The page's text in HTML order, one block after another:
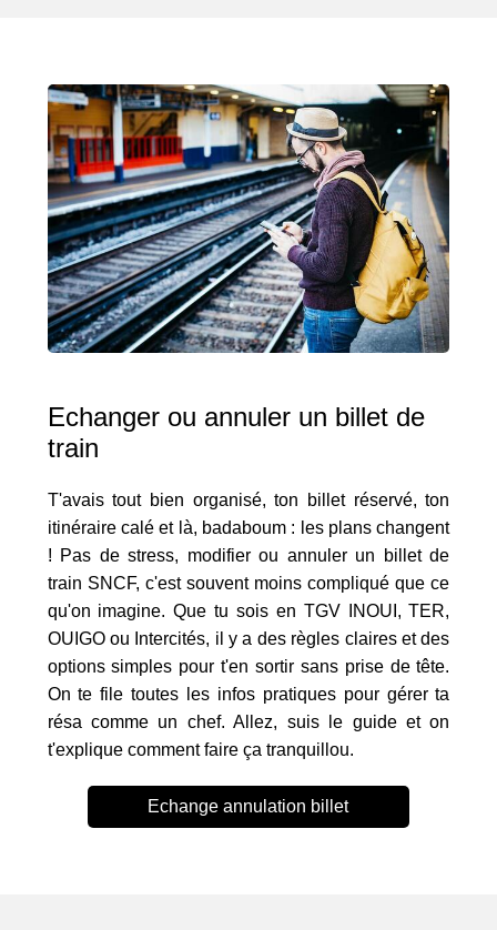
Echanger ou annuler un billet de
train
T'avais tout bien organisé, ton billet réservé, ton
itinéraire calé et là, badaboum : les plans changent
! Pas de stress, modifier ou annuler un billet de
train SNCF, c'est souvent moins compliqué que ce
qu'on imagine. Que tu sois en TGV INOUI, TER,
OUIGO ou Intercités, il y a des règles claires et des
options simples pour t'en sortir sans prise de tête.
On te file toutes les infos pratiques pour gérer ta
résa comme un chef. Allez, suis le guide et on
t'explique comment faire ça tranquillou.
Echange annulation billet